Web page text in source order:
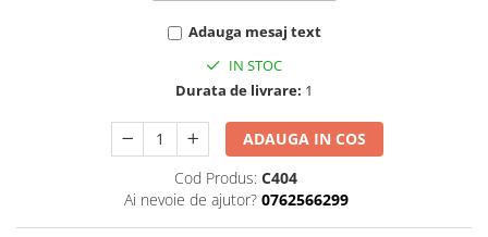
Adauga mesaj text
IN STOC
Durata de livrare: 1
ADAUGA IN COS
Cod Produs: C404
Ai nevoie de ajutor? 0762566299